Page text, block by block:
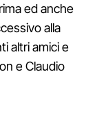
ed anche
alla
altri amici e
e Claudio